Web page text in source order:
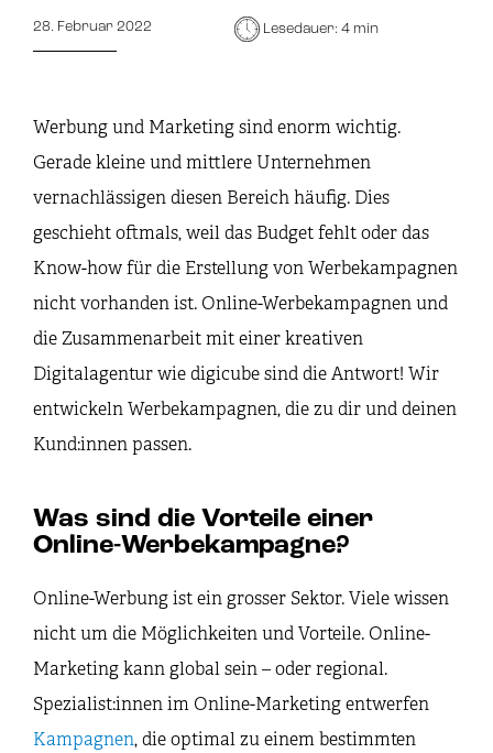
28. Februar 2022 Lesedauer: 4 min
Werbung und Marketing sind enorm wichtig.
Gerade kleine und mittlere Unternehmen
vernachlässigen diesen Bereich häufig. Dies
geschieht oftmals, weil das Budget fehlt oder das
Know-how für die Erstellung von Werbekampagnen
nicht vorhanden ist. Online-Werbekampagnen und
die Zusammenarbeit mit einer kreativen
Digitalagentur wie digicube sind die Antwort! Wir
entwickeln Werbekampagnen, die zu dir und deinen
Kund:innen passen.
Was sind die Vorteile einer
Online-Werbekampagne?
Online-Werbung ist ein grosser Sektor. Viele wissen
nicht um die Möglichkeiten und Vorteile. Online-
Marketing kann global sein – oder regional.
Spezialist:innen im Online-Marketing entwerfen
Kampagnen, die optimal zu einem bestimmten